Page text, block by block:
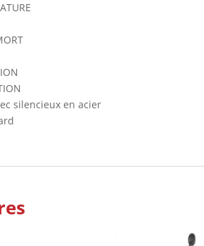
silencieux en acier